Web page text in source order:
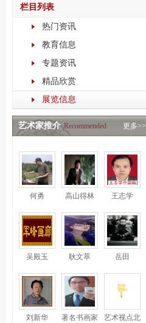
栏目列表
热门资讯
教育信息
专题资讯
精品欣赏
展览信息
艺术家推介 Recommended 更多>>
何勇 高山得林 王志学
吴殿玉 耿文萃 岳田
刘新华
著名书画家
艺术视点北